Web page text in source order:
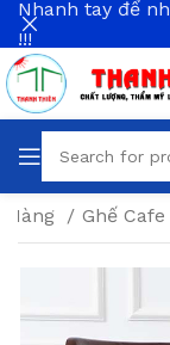
Hàng Ghế Cafe
Nhanh tay để
!!!